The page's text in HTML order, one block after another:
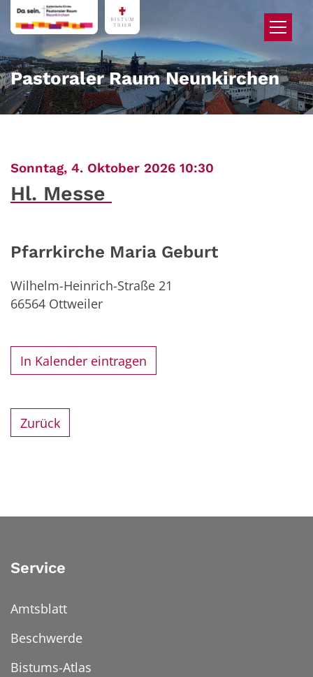
Zum Inhalt springen
Pastoraler Raum Neunkirchen
Sonntag, 4. Oktober 2026 10:30
Hl. Messe
Pfarrkirche Maria Geburt
Wilhelm-Heinrich-Straße 21
66564 Ottweiler
In Kalender eintragen
Zurück
Service
Amtsblatt
Beschwerde
Bistums-Atlas